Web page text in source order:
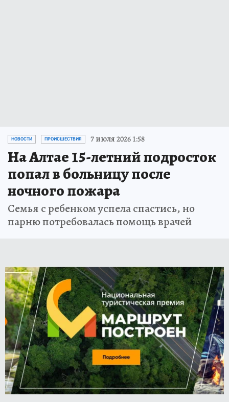
НОВОСТИ ПРОИСШЕСТВИЯ 7 июля 2026 1:58
На Алтае 15-летний подросток
попал в больницу после
ночного пожара
Семья с ребенком успела спастись, но
парню потребовалась помощь врачей